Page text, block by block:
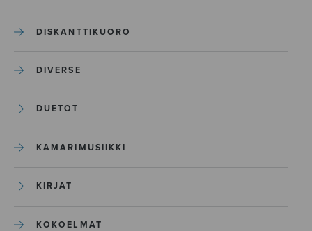
DISKANTTIKUORO
DIVERSE
DUETOT
KAMARIMUSIIKKI
KIRJAT
KOKOELMAT